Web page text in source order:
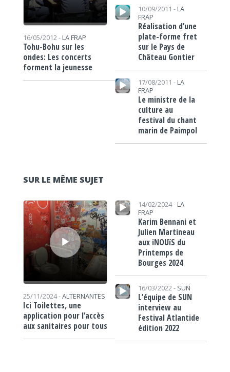
16/05/2012 - LA FRAP
Tohu-Bohu sur les
ondes: Les concerts
forment la jeunesse
Lecteur audio 10/09/2011 - LA
FRAP
Réalisation d’une
plate-forme fret
sur le Pays de
Château Gontier
Lecteur audio
17/08/2011 - LA
FRAP
Le ministre de la
culture au
festival du chant
marin de Paimpol
SUR LE MÊME SUJET
Lecteur audio
25/11/2024 -ALTERNANTES
Ici Toilettes, une
application pour l’accès
aux sanitaires pour tous
Lecteur audio 14/02/2024 - LA
FRAP
Karim Bennani et
Julien Martineau
aux iNOUïS du
Printemps de
Bourges 2024
Lecteur audio
16/03/2022 - SUN
L’équipe de SUN
interview au
Festival Atlantide
édition 2022